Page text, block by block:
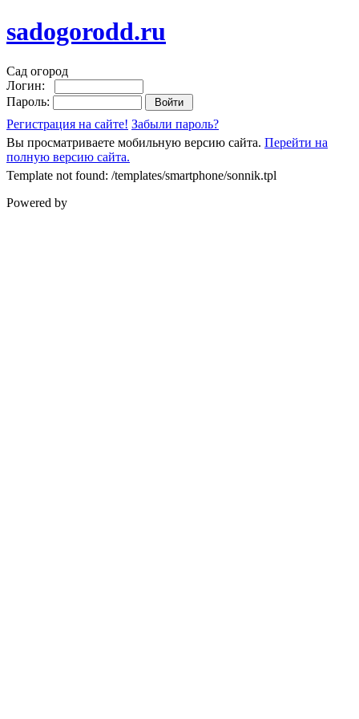
sadogorodd.ru
Сад огород
Логин:
Пароль:
Регистрация на сайте! Забыли пароль?
Вы просматриваете мобильную версию сайта. Перейти на
полную версию сайта.
Template not found: /templates/smartphone/sonnik.tpl
Powered by